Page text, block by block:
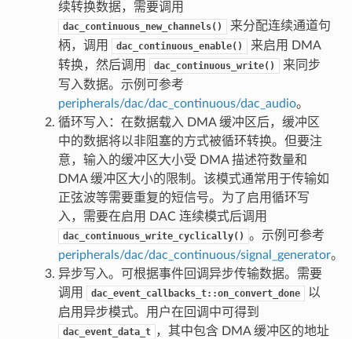
续转换数据，需要调用
dac_continuous_new_channels()
来分配连续通道句
柄，调用
dac_continuous_enable()
来启用 DMA
转换，然后调用
dac_continuous_write()
来同步
写入数据。示例可参考
peripherals/dac/dac_continuous/dac_audio。
循环写入：在数据载入 DMA 缓冲区后，缓冲区
中的数据将以非阻塞的方式被循环转换。但要注
意，输入的缓冲区大小受 DMA 描述符数量和
DMA 缓冲区大小的限制。该模式通常用于传输如
正弦波等需要重复的短信号。为了启用循环写
入，需要在启用 DAC 连续模式后调用
dac_continuous_write_cyclically() 。示例可参考
peripherals/dac/dac_continuous/signal_generator。
异步写入。可根据事件回调异步传输数据。需要
调用
dac_event_callbacks_t::on_convert_done
以
启用异步模式。用户在回调中可得到
dac_event_data_t ，其中包含 DMA 缓冲区的地址